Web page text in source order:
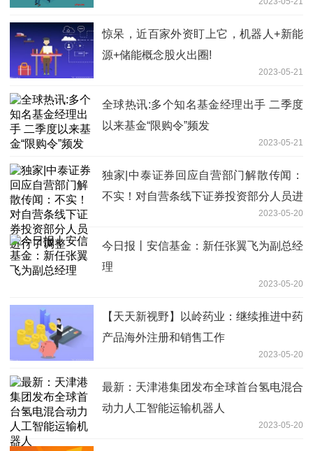
惊呆，近百家外资盯上它，机器人+新能
源+储能概念股火出圈!
2023-05-21
全球热讯:多个知名基金经理出手 二季度
以来基金“限购令”频发
2023-05-21
独家|中泰证券回应自营部门解散传闻：
不实！对自营条线下证券投资部分人员进
2023-05-20
今日报丨安信基金：新任张翼飞为副总经
理
2023-05-20
【天天新视野】以岭药业：继续推进中药
产品海外注册和销售工作
2023-05-20
最新：天津港集团发布全球首台氢电混合
动力人工智能运输机器人
2023-05-20